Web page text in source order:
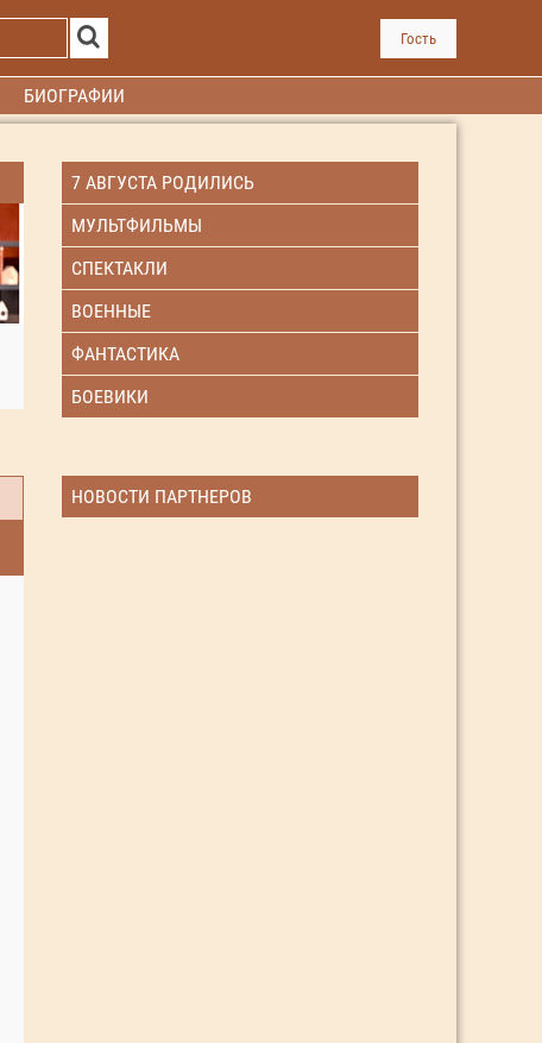
Гость
БИОГРАФИИ
7 АВГУСТА РОДИЛИСЬ
МУЛЬТФИЛЬМЫ
СПЕКТАКЛИ
ВОЕННЫЕ
ФАНТАСТИКА
БОЕВИКИ
НОВОСТИ ПАРТНЕРОВ